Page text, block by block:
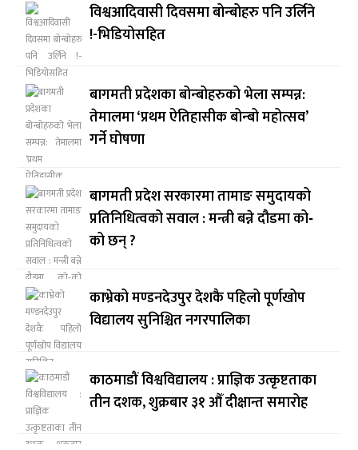
विश्वआदिवासी दिवसमा बोन्बोहरु पनि उर्लिने
!-भिडियोसहित
बागमती प्रदेशका बोन्बोहरुको भेला सम्पन्न:
तेमालमा ‘प्रथम ऐतिहासीक बोन्बो महोत्सव’
गर्ने घोषणा
बागमती प्रदेश सरकारमा तामाङ समुदायको
प्रतिनिधित्वको सवाल : मन्त्री बन्ने दौडमा को‐
को छन् ?
काभ्रेको मण्डनदेउपुर देशकै पहिलो पूर्णखोप
विद्यालय सुनिश्चित नगरपालिका
काठमाडौं विश्वविद्यालय : प्राज्ञिक उत्कृष्टताका
तीन दशक, शुक्रबार ३१ औँ दीक्षान्त समारोह